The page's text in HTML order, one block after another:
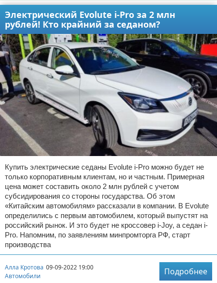
Электрический Evolute i-Pro за 2 млн
рублей! Кто крайний за седаном?
Купить электрические седаны Evolute i-Pro можно будет не
только корпоративным клиентам, но и частным. Примерная
цена может составить около 2 млн рублей с учетом
субсидирования со стороны государства. Об этом
«Китайским автомобилям» рассказали в компании. В Evolute
определились с первым автомобилем, который выпустят на
российский рынок. И это будет не кроссовер i-Joy, а седан i-
Pro. Напомним, по заявлениям минпромторга РФ, старт
производства
Алла Кротова 09-09-2022 19:00
Автомобили
Подробнее